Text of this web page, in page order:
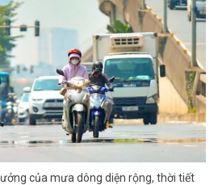
của mưa dông diện rộng, thời tiết